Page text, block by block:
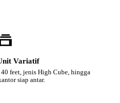
Variatif
feet, jenis High Cube, hingga
siap antar.